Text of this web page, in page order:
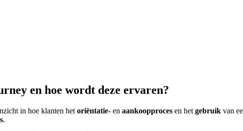
en hoe wordt deze ervaren?
in hoe klanten het oriëntatie- en aankoopproces en het gebruik van
.